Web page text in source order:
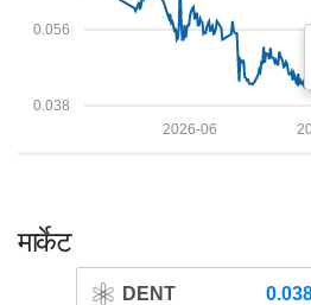
0.038
0.056
2026-06
मार्केट
DENT